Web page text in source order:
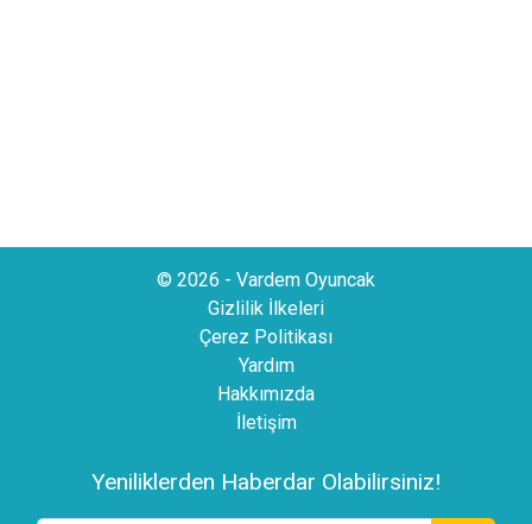
© 2026 - Vardem Oyuncak
Gizlilik İlkeleri
Çerez Politikası
Yardım
Hakkımızda
İletişim
Yeniliklerden Haberdar Olabilirsiniz!